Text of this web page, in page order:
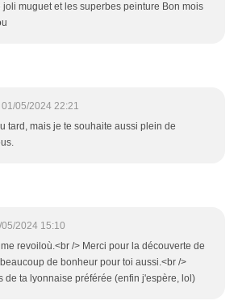
joli muguet et les superbes peinture Bon mois
01/05/2024 22:21
tard, mais je te souhaite aussi plein de
2024 15:10
revoiloù.<br /> Merci pour la découverte de
de bonheur pour toi aussi.<br />
de ta lyonnaise préférée (enfin j'espère, lol)